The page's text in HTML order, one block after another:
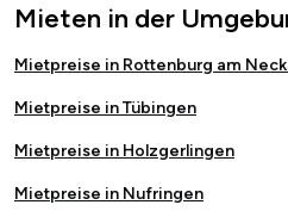
Mieten in der
Mietpreise in Rottenburg am
Mietpreise in Tübingen
Mietpreise in Holzgerlingen
Mietpreise in Nufringen